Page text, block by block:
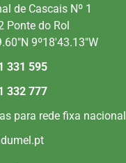
de Cascais Nº 1
Ponte do Rol
9º18'43.13"W
331 595
332 777
para rede fixa nacional